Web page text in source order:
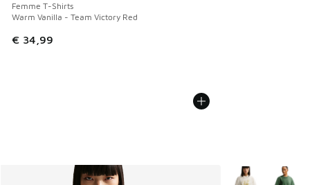
Femme T-Shirts
Warm Vanilla - Team Victory Red
€ 34,99
Plus de couleurs